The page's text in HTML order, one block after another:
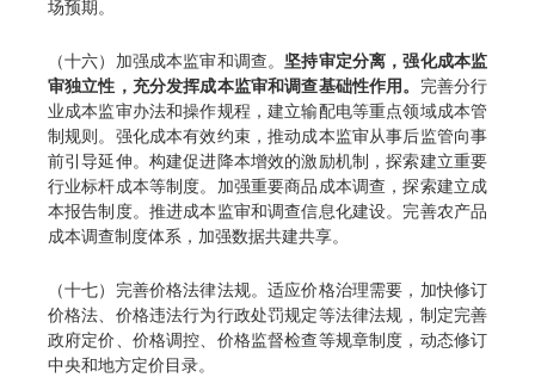
场预期。
（十六）加强成本监审和调查。 坚持审定分离，强化成本监
审独立性，充分发挥成本监审和调查基础性作用。 完善分行
业成本监审办法和操作规程，建立输配电等重点领域成本管
制规则。强化成本有效约束，推动成本监审从事后监管向事
前引导延伸。构建促进降本增效的激励机制，探索建立重要
行业标杆成本等制度。加强重要商品成本调查，探索建立成
本报告制度。推进成本监审和调查信息化建设。完善农产品
成本调查制度体系，加强数据共建共享。
（十七）完善价格法律法规。适应价格治理需要，加快修订
价格法、价格违法行为行政处罚规定等法律法规，制定完善
政府定价、价格调控、价格监督检查等规章制度，动态修订
中央和地方定价目录。